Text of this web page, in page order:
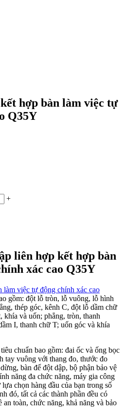
hợp bàn làm việc tự
Q35Y
+
liên hợp kết hợp bàn
xác cao Q35Y
làm việc tự động chính xác cao
gồm: đột lỗ tròn, lỗ vuông, lỗ hình
thép góc, kênh C, đột lỗ dầm chữ
khía và uốn; phẳng, tròn, thanh
I, thanh chữ T; uốn góc và khía
chuẩn bao gồm: đai ốc và ống bọc
tay vuông với thang đo, thước đo
bàn đế đột dập, bộ phận bảo vệ
năng đa chức năng, máy gia công
chọn hàng đầu của bạn trong số
đó, tất cả các thành phần đều có
an toàn, chức năng, khả năng và bảo